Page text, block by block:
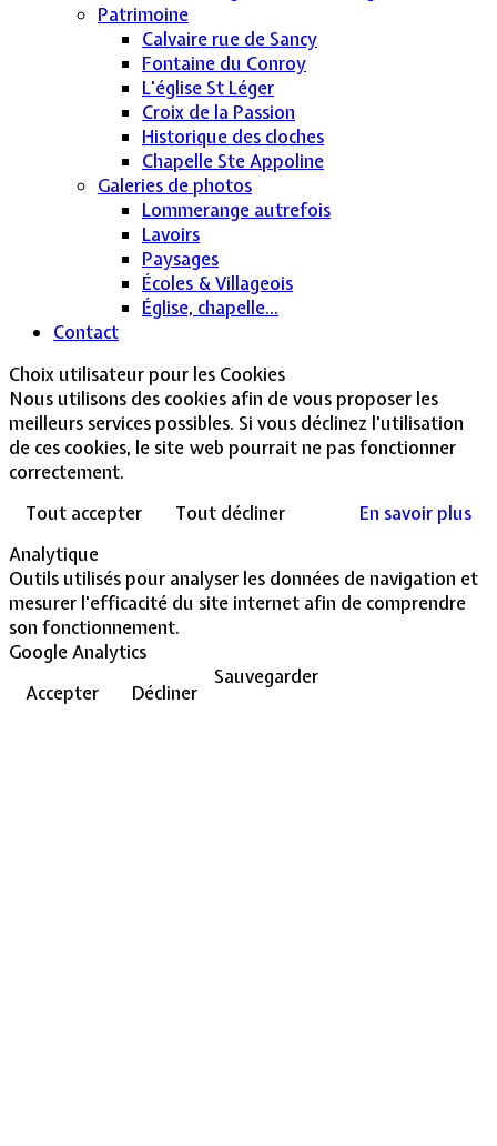
Patrimoine
Calvaire rue de Sancy
Fontaine du Conroy
L'église St Léger
Croix de la Passion
Historique des cloches
Chapelle Ste Appoline
Galeries de photos
Lommerange autrefois
Lavoirs
Paysages
Écoles & Villageois
Église, chapelle...
Contact
Choix utilisateur pour les Cookies
Nous utilisons des cookies afin de vous proposer les
meilleurs services possibles. Si vous déclinez l'utilisation
de ces cookies, le site web pourrait ne pas fonctionner
correctement.
Tout accepter
Tout décliner
En savoir plus
Analytique
Outils utilisés pour analyser les données de navigation et
mesurer l'efficacité du site internet afin de comprendre
son fonctionnement.
Google Analytics
Accepter
Décliner
Sauvegarder